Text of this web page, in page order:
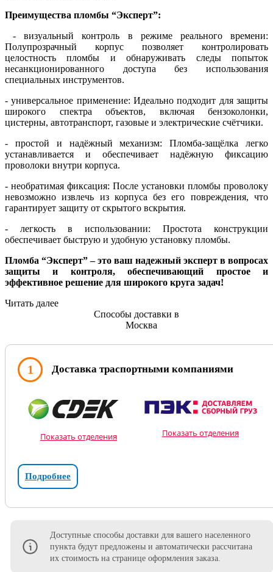
Преимущества пломбы “Эксперт”:
- визуальный контроль в режиме реального времени:
Полупрозрачный корпус позволяет контролировать
целостность пломбы и обнаруживать следы попыток
несанкционированного доступа без использования
специальных инструментов.
- универсальное применение: Идеально подходит для защиты
широкого спектра объектов, включая бензоколонки,
цистерны, автотранспорт, газовые и электрические счётчики.
- простой и надёжный механизм: Пломба-защёлка легко
устанавливается и обеспечивает надёжную фиксацию
проволоки внутри корпуса.
- необратимая фиксация: После установки пломбы проволоку
невозможно извлечь из корпуса без его повреждения, что
гарантирует защиту от скрытого вскрытия.
- легкость в использовании: Простота конструкции
обеспечивает быструю и удобную установку пломбы.
Пломба “Эксперт” – это ваш надежный эксперт в вопросах
защиты и контроля, обеспечивающий простое и
эффективное решение для широкого круга задач!
Читать далее
Способы доставки в
Москва
1 Доставка траспортными компаниями
Показать отделения Показать отделения
Подробнее
Доступные способы доставки для вашего населенного
пункта будут предложены и автоматически рассчитана
их стоимость на странице оформления заказа.